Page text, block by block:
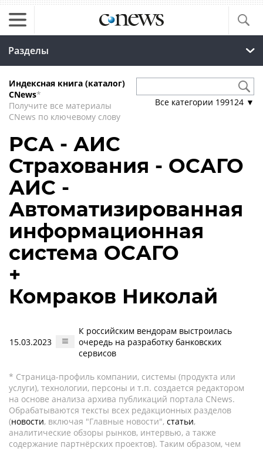
Разделы
Индексная книга (каталог)
CNews*
Получите все материалы
CNews по ключевому слову
Все категории 199124 ▼
РСА - АИС
Страхования - ОСАГО
АИС -
Автоматизированная
информационная
система ОСАГО
+
Комраков Николай
15.03.2023
К российским вендорам выстроилась
очередь на разработку банковских
сервисов
* Страница-профиль компании, системы (продукта или
услуги), технологии, персоны и т.п. создается редактором
на основе анализа архива публикаций портала CNews.
Обрабатываются тексты всех редакционных разделов
(новости, включая "Главные новости", статьи,
аналитические обзоры рынков, интервью, а также
содержание партнёрских проектов). Таким образом, чем